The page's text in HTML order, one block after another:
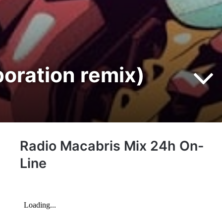
remix)
Radio Macabris Mix 24h On-
Line